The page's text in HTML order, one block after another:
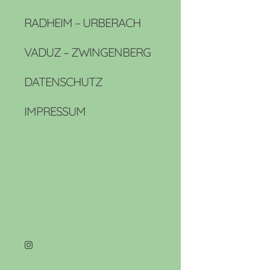
RADHEIM – URBERACH
VADUZ – ZWINGENBERG
DATENSCHUTZ
IMPRESSUM